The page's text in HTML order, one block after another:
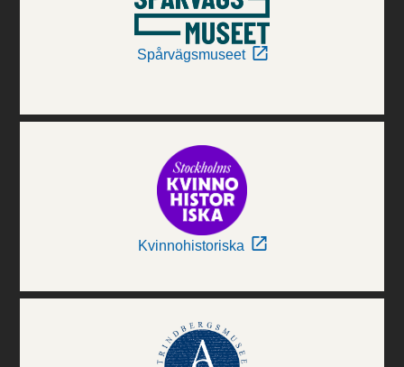
Spårvägsmuseet
Kvinnohistoriska